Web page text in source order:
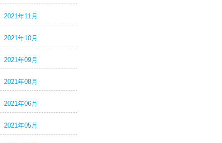
2021年11月
2021年10月
2021年09月
2021年08月
2021年06月
2021年05月